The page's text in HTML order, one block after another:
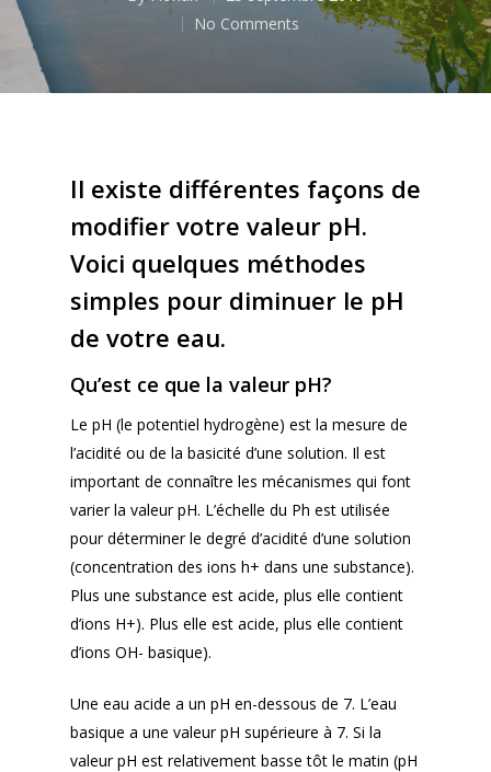
No Comments
Il existe différentes façons de
modifier votre valeur pH.
Voici quelques méthodes
simples pour diminuer le pH
de votre eau.
Qu’est ce que la valeur pH?
Le pH (le potentiel hydrogène) est la mesure de
l’acidité ou de la basicité d’une solution. Il est
important de connaître les mécanismes qui font
varier la valeur pH. L’échelle du Ph est utilisée
pour déterminer le degré d’acidité d’une solution
(concentration des ions h+ dans une substance).
Plus une substance est acide, plus elle contient
d’ions H+). Plus elle est acide, plus elle contient
d’ions OH- basique).
Une eau acide a un pH en-dessous de 7. L’eau
basique a une valeur pH supérieure à 7. Si la
valeur pH est relativement basse tôt le matin (pH